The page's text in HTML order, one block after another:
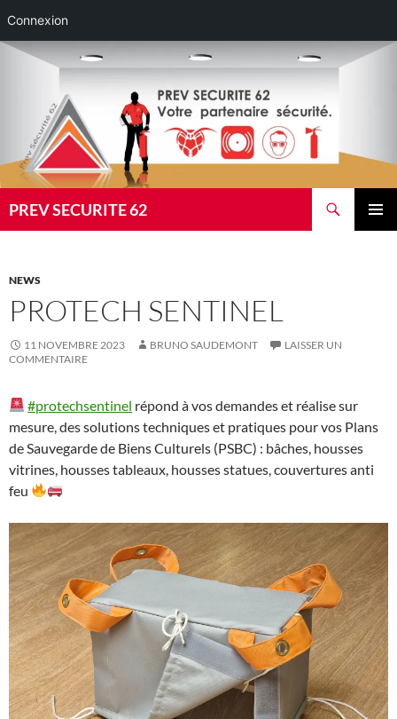
Connexion
Aller
PREV SECURITE 62
NEWS
PROTECH SENTINEL
11 NOVEMBRE 2023 BRUNO SAUDEMONT
LAISSER UN
COMMENTAIRE
#protechsentinel répond à vos demandes et réalise sur
mesure, des solutions techniques et pratiques pour vos Plans
de Sauvegarde de Biens Culturels (PSBC) : bâches, housses
vitrines, housses tableaux, housses statues, couvertures anti
feu